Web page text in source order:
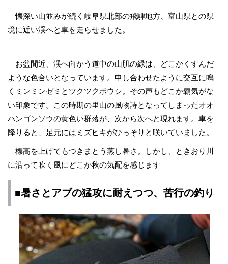
懐深い山並みが続く岐阜県北部の飛騨地方、富山県との県
境に近い渓へと車を走らせました。
お盆間近、渓へ向かう道中の山肌の緑は、どこかくすんだ
ような色合いとなっています。申し合わせたように交互に鳴
くミンミンゼミとツクツクボウシ。その声もどこか覇気がな
い印象です。この時期の里山の風物詩となってしまったオオ
ハンゴンソウの黄色い群落が、次から次へと現れます。車を
降りると、足元にはミズヒキがひっそりと咲いていました。
標高を上げてもつきまとう蒸し暑さ。しかし、ときおり川
に沿って吹く風にどこか秋の気配を感じます
■暑さとアブの猛攻に耐えつつ、苦行の釣り